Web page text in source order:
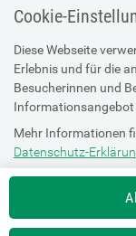
Cookie-
Diese Webseite
Erlebnis und für die
Besucherinnen und
Informationsangebot
Mehr Informationen
Datenschutz-
Die Einstellung
Kontakt
Offene Stellen
Presse
DATENSCHUTZ
Cookie-Erklärung
Datenschutz-Erklärung
Impressum